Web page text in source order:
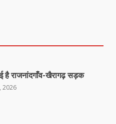
है राजनांदगाँव-खैरागढ़ सड़क
2026